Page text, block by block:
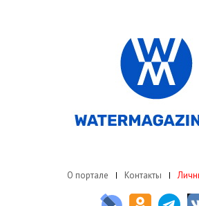
О портале Контакты